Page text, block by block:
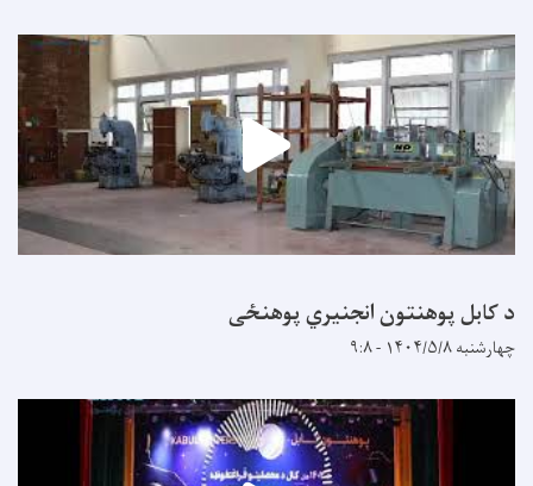
د کابل پوهنتون انجنیري پوهنځی
چهارشنبه ۱۴۰۴/۵/۸ - ۹:۸